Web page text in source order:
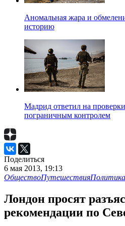
Аномальная жара и
историю
Мадрид ответил на
пограничным контролем
Поделиться
6 мая 2013, 19:13
ОбществоПутешествияПолитика
Лондон просят
рекомендации по